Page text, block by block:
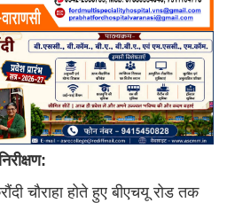
चौराहा होते हुए बीएचयू रोड तक